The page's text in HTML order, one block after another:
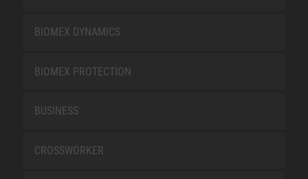
BIOMEX DYNAMICS
BIOMEX PROTECTION
BUSINESS
CROSSWORKER